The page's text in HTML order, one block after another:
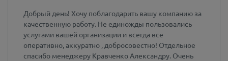
Добрый день! Хочу поблагодарить вашу компанию за
качественную работу. Не единожды пользовались
услугами вашей организации и всегда все
оперативно, аккуратно , добросовестно! Отдельное
спасибо менеджеру Кравченко Александру. Очень